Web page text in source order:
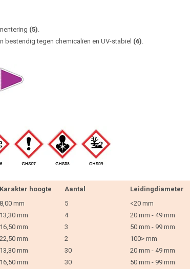
(5)
bestendig tegen chemicalïen en UV-stabiel (6)
Karakter hoogte Aantal Leidingdiameter
8,00 mm 5 <20 mm
13,30 mm 4 20 mm - 49 mm
16,50 mm 3 50 mm - 99 mm
22,50 mm 2 100> mm
13,30 mm 30 20 mm - 49 mm
16,50 mm 30 50 mm - 99 mm